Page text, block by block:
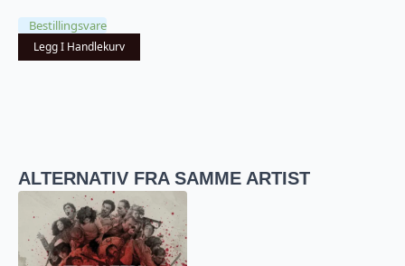
Bestillingsvare
Legg I Handlekurv
ALTERNATIV FRA SAMME ARTIST